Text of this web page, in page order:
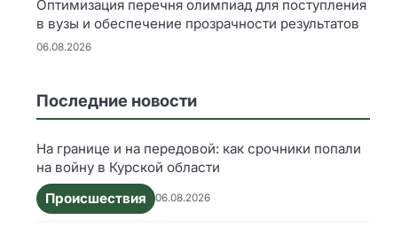
Оптимизация перечня олимпиад для поступления
в вузы и обеспечение прозрачности результатов
06.08.2026
Последние новости
На границе и на передовой: как срочники попали
на войну в Курской области
Происшествия
06.08.2026